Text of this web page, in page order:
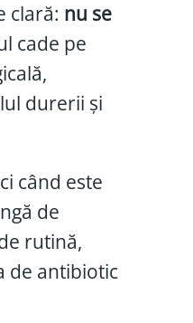
clară: nu se
cade pe
durerii și
când este
de
rutină,
de antibiotic